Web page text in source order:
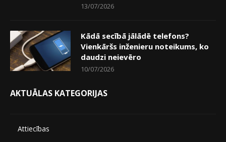
13/07/2026
Kādā secībā jālādē telefons?
Vienkāršs inženieru noteikums, ko
daudzi neievēro
10/07/2026
AKTUĀLAS KATEGORIJAS
Attiecības